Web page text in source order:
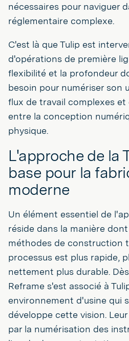
nécessaires pour naviguer
réglementaire complexe.
C'est là que Tulip est
d'opérations de première
flexibilité et la profondeur
besoin pour numériser son
flux de travail complexes et
entre la conception
physique.
L'approche de la
base pour la
moderne
Un élément essentiel de
réside dans la manière
méthodes de construction
processus est plus rapide,
nettement plus durable.
Reframe s'est associé à
environnement d'usine qui
développe cette vision.
par la numérisation des